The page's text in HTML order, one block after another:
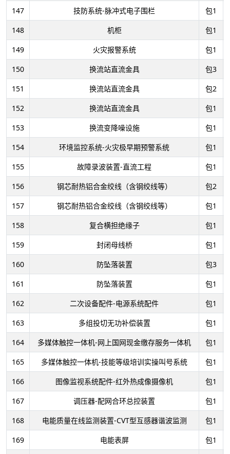
147
技防系统-脉冲式电子围栏
包1
148
机柜
包1
149
火灾报警系统
包1
150
换流站直流金具
包3
151
换流站直流金具
包2
152
换流站直流金具
包1
153
换流变降噪设施 包1
154
环境监控系统-火灾极早期预警系统
包1
155
故障录波装置-直流工程
包1
156
钢芯耐热铝合金绞线（含钢绞线等）
包2
157
钢芯耐热铝合金绞线（含钢绞线等）
包1
158
复合横担绝缘子
包1
159
封闭母线桥
包1
160
防坠落装置
包3
161
防坠落装置
包1
162
二次设备配件-电源系统配件
包1
163
多组投切无功补偿装置
包1
164
多媒体触控一体机-网上国网现金缴存服务一体机
包1
165
多媒体触控一体机-技能等级培训实操叫号系统
包1
166
图像监视系统配件-红外热成像摄像机
包1
167
调压器-配网合环总控装置
包1
168
电能质量在线监测装置-CVT型互感器谐波监测
包1
169
电能表屏
包1